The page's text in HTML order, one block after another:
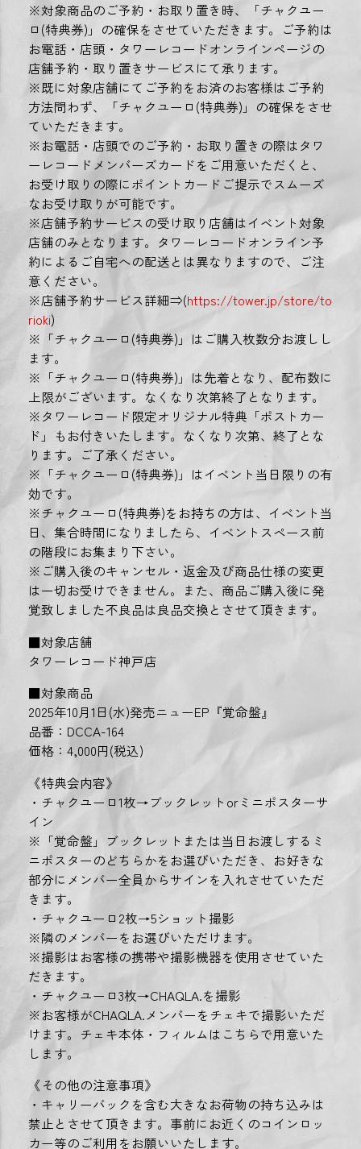
※対象商品のご予約・お取り置き時、「チャクユー
ロ(特典券)」の確保をさせていただきます。ご予約は
お電話・店頭・タワーレコードオンラインページの
店舗予約・取り置きサービスにて承ります。
※既に対象店舗にてご予約をお済のお客様はご予約
方法問わず、「チャクユーロ(特典券)」の確保をさせ
ていただきます。
※お電話・店頭でのご予約・お取り置きの際はタワ
ーレコードメンバーズカードをご用意いただくと、
お受け取りの際にポイントカードご提示でスムーズ
なお受け取りが可能です。
※店舗予約サービスの受け取り店舗はイベント対象
店舗のみとなります。タワーレコードオンライン予
約によるご自宅への配送とは異なりますので、ご注
意ください。
※店舗予約サービス詳細⇒(https://tower.jp/store/to
rioki)
※「チャクユーロ(特典券)」はご購入枚数分お渡しし
ます。
※「チャクユーロ(特典券)」は先着となり、配布数に
上限がございます。なくなり次第終了となります。
※タワーレコード限定オリジナル特典「ポストカー
ド」もお付きいたします。なくなり次第、終了とな
ります。ご了承ください。
※「チャクユーロ(特典券)」はイベント当日限りの有
効です。
※チャクユーロ(特典券)をお持ちの方は、イベント当
日、集合時間になりましたら、イベントスペース前
の階段にお集まり下さい。
※ご購入後のキャンセル・返金及び商品仕様の変更
は一切お受けできません。また、商品ご購入後に発
覚致しました不良品は良品交換とさせて頂きます。
■対象店舗
タワーレコード神戸店
■対象商品
2025年10月1日(水)発売ニューEP『覚命盤』
品番：DCCA-164
価格：4,000円(税込)
《特典会内容》
・チャクユーロ1枚→ブックレットorミニポスターサ
イン
※「覚命盤」ブックレットまたは当日お渡しするミ
ニポスターのどちらかをお選びいただき、お好きな
部分にメンバー全員からサインを入れさせていただ
きます。
・チャクユーロ2枚→5ショット撮影
※隣のメンバーをお選びいただけます。
※撮影はお客様の携帯や撮影機器を使用させていた
だきます。
・チャクユーロ3枚→CHAQLA.を撮影
※お客様がCHAQLA.メンバーをチェキで撮影いただ
けます。チェキ本体・フィルムはこちらで用意いた
します。
《その他の注意事項》
・キャリーバックを含む大きなお荷物の持ち込みは
禁止とさせて頂きます。事前にお近くのコインロッ
カー等のご利用をお願いいたします。